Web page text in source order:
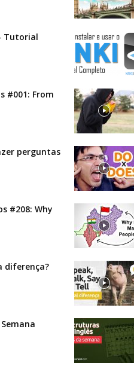
Tutorial
#001: From
perguntas
#208: Why
diferença?